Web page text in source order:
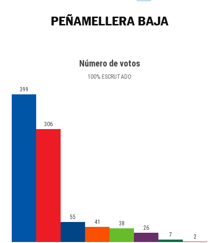
PEÑAMELLERA BAJA
Número de votos
100% ESCRUTADO
399
306
55
41 38
26
7
2